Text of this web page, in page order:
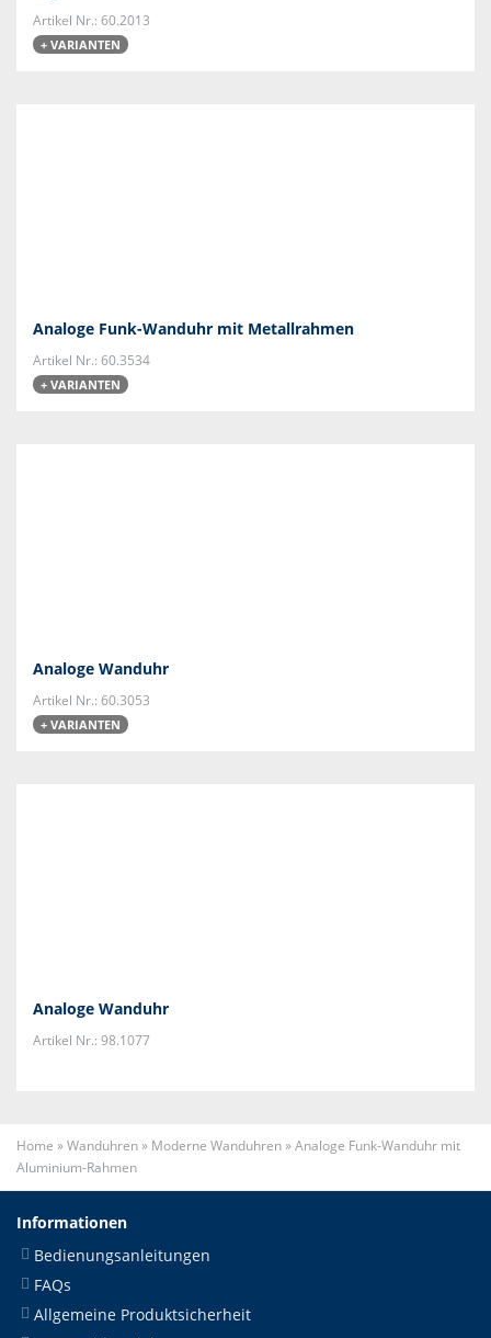
Artikel Nr.: 60.2013
+ VARIANTEN
Analoge Funk-Wanduhr mit Metallrahmen
Artikel Nr.: 60.3534
+ VARIANTEN
Analoge Wanduhr
Artikel Nr.: 60.3053
+ VARIANTEN
Analoge Wanduhr
Artikel Nr.: 98.1077
Home »Wanduhren» Moderne Wanduhren»Analoge Funk-Wanduhr mit
Aluminium-Rahmen
Informationen
Bedienungsanleitungen
FAQs
Allgemeine Produktsicherheit